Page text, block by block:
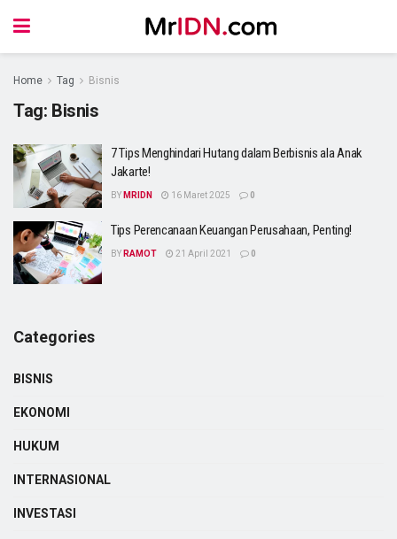
Home Tag Bisnis
Tag: Bisnis
7 Tips Menghindari Hutang dalam Berbisnis ala Anak
Jakarte!
BY MRIDN 16 Maret 2025 0
Tips Perencanaan Keuangan Perusahaan, Penting!
BY RAMOT 21 April 2021 0
Categories
BISNIS
EKONOMI
HUKUM
INTERNASIONAL
INVESTASI